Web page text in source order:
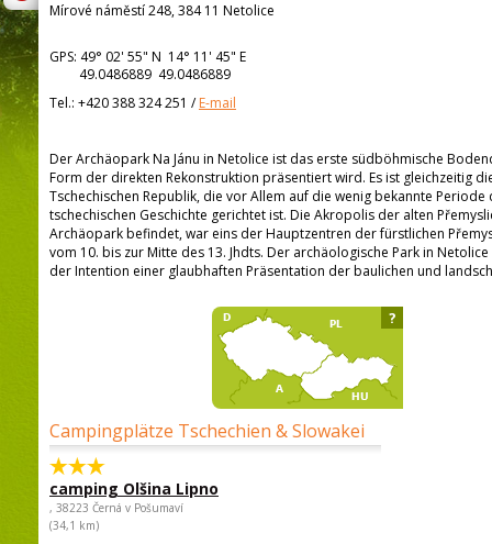
Mírové náměstí 248, 384 11 Netolice
GPS: 49° 02' 55" N 14° 11' 45" E
49.0486889 49.0486889
Tel.: +420 388 324 251 /E-mail
Der Archäopark Na Jánu in Netolice ist das erste südböhmische
Form der direkten Rekonstruktion präsentiert wird. Es ist gleichzeitig
Tschechischen Republik, die vor Allem auf die wenig bekannte
tschechischen Geschichte gerichtet ist. Die Akropolis der alten
Archäopark befindet, war eins der Hauptzentren der fürstlichen
vom 10. bis zur Mitte des 13. Jhdts. Der archäologische Park in
der Intention einer glaubhaften Präsentation der baulichen und
Campingplätze Tschechien & Slowakei
camping Olšina Lipno
, 38223 Černá v Pošumaví
(34,1 km)
?